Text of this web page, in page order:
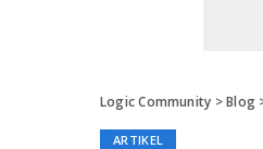
Logic Community >Blog
ARTIKEL